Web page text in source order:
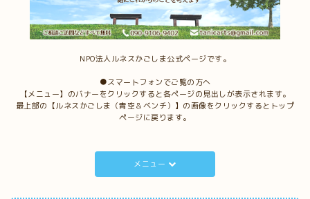
NPO法人ルネスかごしま公式ページです。
●スマートフォンでご覧の方へ
【メニュー】のバナーをクリックすると各ページの見出しが表示されます。
最上部の【ルネスかごしま（青空＆ベンチ）】の画像をクリックするとトップ
ページに戻ります。
メニュー